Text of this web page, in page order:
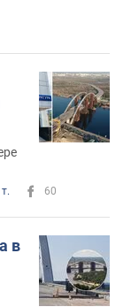
60
в